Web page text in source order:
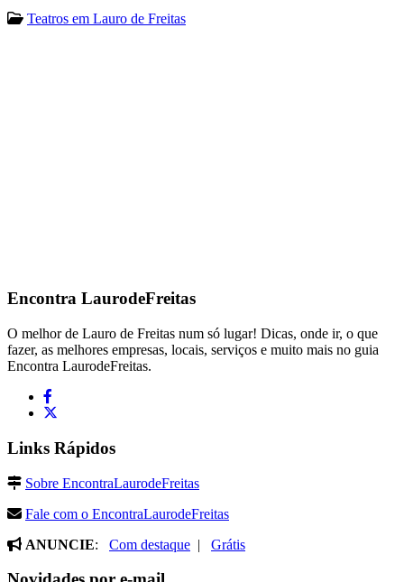
Teatros em Lauro de Freitas
Encontra LaurodeFreitas
O melhor de Lauro de Freitas num só lugar! Dicas, onde ir, o que
fazer, as melhores empresas, locais, serviços e muito mais no guia
Encontra LaurodeFreitas.
Links Rápidos
Sobre EncontraLaurodeFreitas
Fale com o EncontraLaurodeFreitas
ANUNCIE: Com destaque | Grátis